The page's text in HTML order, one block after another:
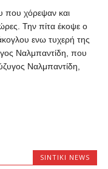
που χόρεψαν και
Την πίτα έκοψε ο
ενω τυχερή της
Ναλμπαντίδη, που
Ναλμπαντίδη,
SINTIKI NEWS